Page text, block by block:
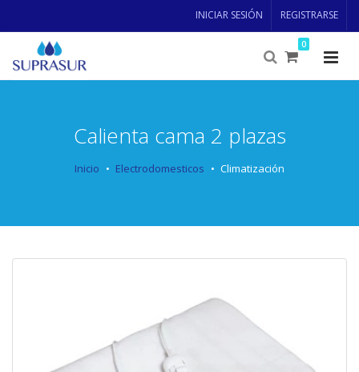
INICIAR SESIÓN REGISTRARSE
0
Calienta cama 2 plazas
Inicio Electrodomesticos Climatización